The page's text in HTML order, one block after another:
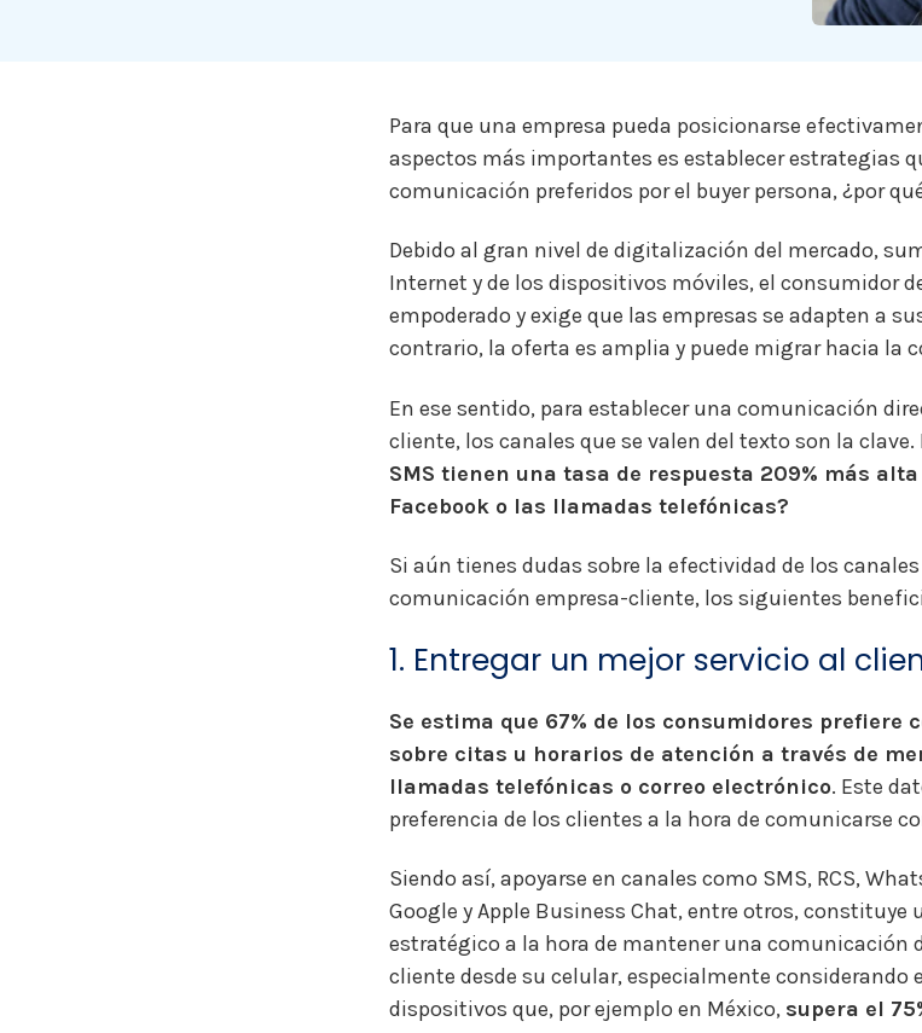
Para que una empresa pueda posicionarse
aspectos más importantes es establecer estrategias
comunicación preferidos por el buyer persona, ¿por
Debido al gran nivel de digitalización del mercado,
Internet y de los dispositivos móviles, el consumidor
empoderado y exige que las empresas se adapten a
contrario, la oferta es amplia y puede migrar hacia la
En ese sentido, para establecer una comunicación
cliente, los canales que se valen del texto son la clave.
SMS tienen una tasa de respuesta 209% más
Facebook o las llamadas telefónicas?
Si aún tienes dudas sobre la efectividad de los
comunicación empresa-cliente, los siguientes
1. Entregar un mejor servicio al
Se estima que 67% de los consumidores prefiere
sobre citas u horarios de atención a través de
llamadas telefónicas o correo electrónico. Este
preferencia de los clientes a la hora de comunicarse
Siendo así, apoyarse en canales como SMS, RCS,
Google y Apple Business Chat, entre otros, constituye
estratégico a la hora de mantener una comunicación
cliente desde su celular, especialmente considerando
dispositivos que, por ejemplo en México, supera el